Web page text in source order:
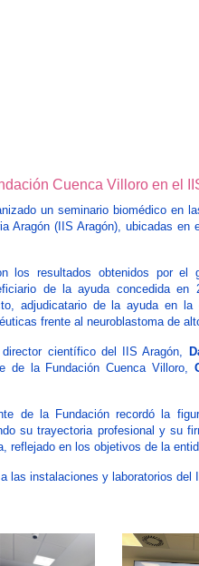
Cuenca Villoro en el
un seminario biomédico en
Aragón (IIS Aragón), ubicadas en
los resultados obtenidos por el
de la ayuda concedida en
adjudicatario de la ayuda en la
frente al neuroblastoma de
científico del IIS Aragón,
de la Fundación Cuenca Villoro,
de la Fundación recordó la
su trayectoria profesional y su
reflejado en los objetivos de la
las instalaciones y laboratorios del